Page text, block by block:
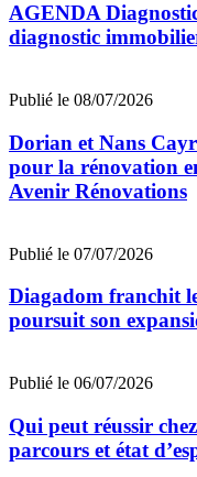
AGENDA
diagnostic
Publié le 08/07/2026
Dorian et Nans
pour la rénovation
Avenir Rénovations
Publié le 07/07/2026
Diagadom franchit
poursuit son
Publié le 06/07/2026
Qui peut réussir
parcours et état